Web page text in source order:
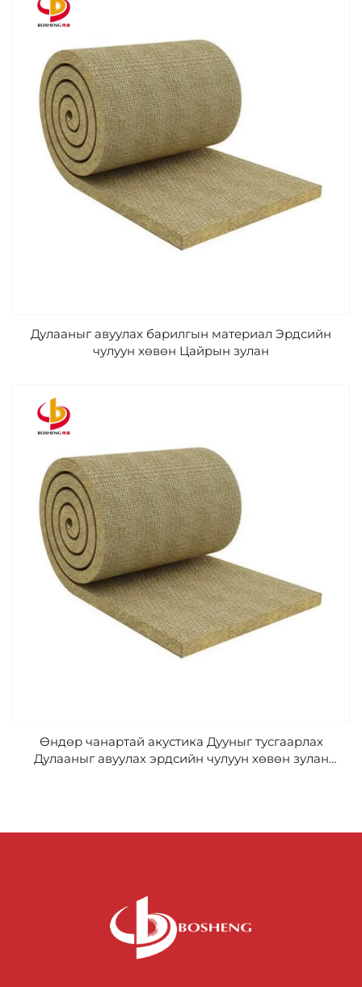
Дулааныг авуулах барилгын материал Эрдсийн
чулуун хөвөн Цайрын зулан
Өндөр чанартай акустика Дууныг тусгаарлах
Дулааныг авуулах эрдсийн чулуун хөвөн зулан